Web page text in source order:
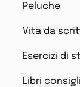
Peluche
Vita da
Esercizi di
Libri